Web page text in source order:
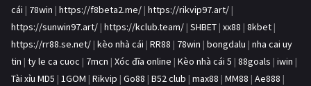
cái | 78win | https://f8beta2.me/ | https://rikvip97.art/ |
https://sunwin97.art/ | https://kclub.team/ | SHBET | xx88 | 8kbet |
https://rr88.se.net/ | kèo nhà cái | RR88 | 78win | bongdalu | nha cai uy
tin | ty le ca cuoc | 7mcn | Xóc đĩa online | Kèo nhà cái 5 | 88goals | iwin |
Tài xỉu MD5 | 1GOM | Rikvip | Go88 | B52 club | max88 | MM88 | Ae888 |